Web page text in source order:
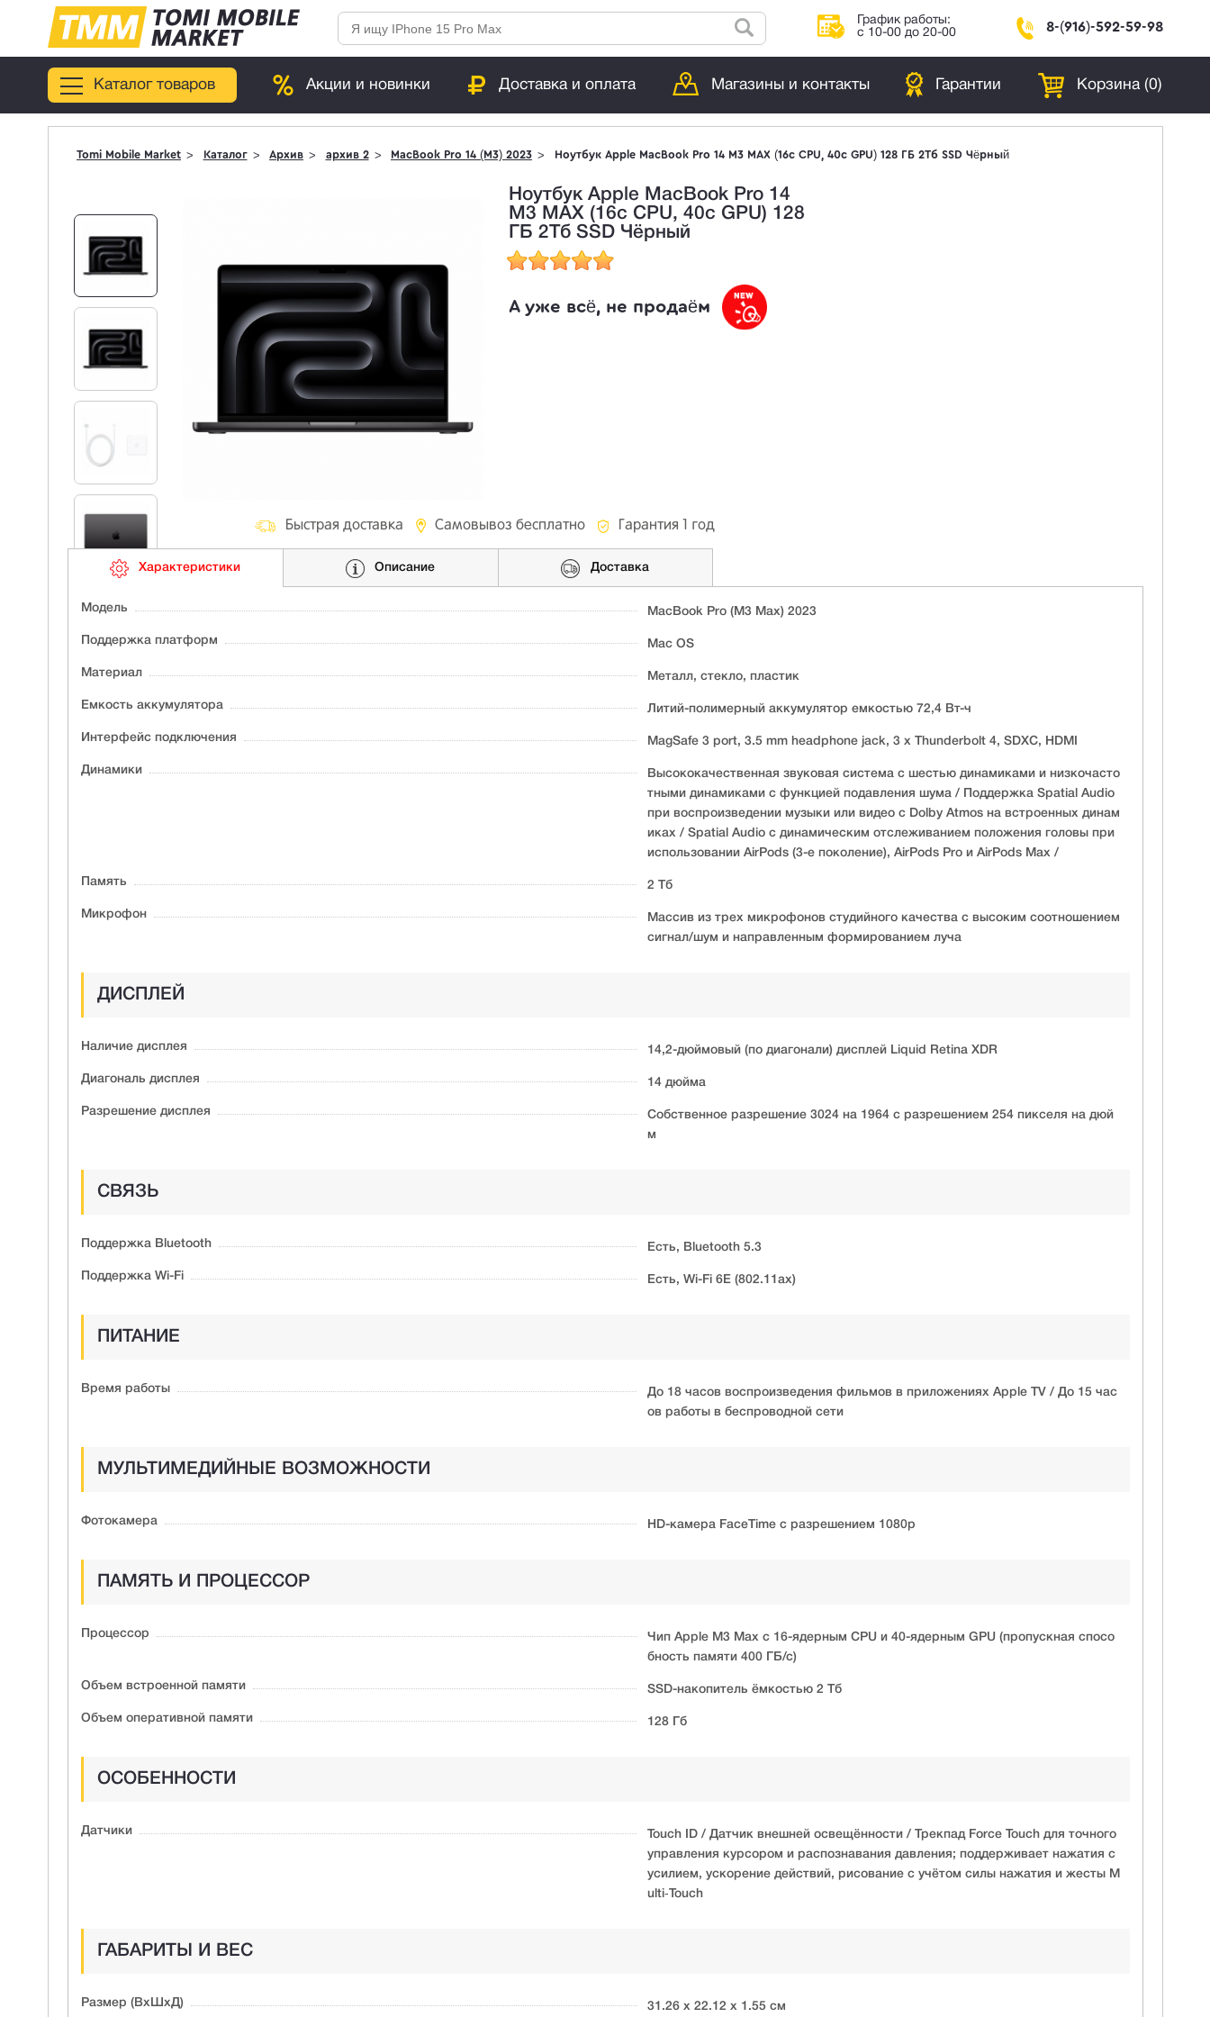
График работы:
с 10-00 до 20-00
8-(916)-592-59-98
Каталог товаров Акции и новинки Доставка и оплата Магазины и контакты Гарантии Корзина (0)
Tomi Mobile Market Каталог Архив архив 2 MacBook Pro 14 (M3) 2023 Ноутбук Apple MacBook Pro 14 M3 MAX (16c CPU, 40c GPU) 128 ГБ 2Тб SSD Чёрный
Ноутбук Apple MacBook Pro 14
M3 MAX (16c CPU, 40c GPU) 128
ГБ 2Тб SSD Чёрный
А уже всё, не продаём
Быстрая доставка Самовывоз бесплатно Гарантия 1 год
Характеристики Описание Доставка
Модель MacBook Pro (M3 Max) 2023
Поддержка платформ Mac OS
Материал Металл, стекло, пластик
Ёмкость аккумулятора Литий-полимерный аккумулятор емкостью 72,4 Вт-ч
Интерфейс подключения MagSafe 3 port, 3.5 mm headphone jack, 3 х Thunderbolt 4, SDXC, HDMI
Динамики
Высококачественная звуковая система с шестью динамиками и низкочасто
тными динамиками с функцией подавления шума / Поддержка Spatial Audio
при воспроизведении музыки или видео с Dolby Atmos на встроенных динам
иках / Spatial Audio с динамическим отслеживанием положения головы при
использовании AirPods (3-е поколение), AirPods Pro и AirPods Max /
Память 2 Тб
Микрофон
Массив из трех микрофонов студийного качества с высоким соотношением
сигнал/шум и направленным формированием луча
ДИСПЛЕЙ
Наличие дисплея 14,2-дюймовый (по диагонали) дисплей Liquid Retina XDR
Диагональ дисплея 14 дюйма
Разрешение дисплея
Собственное разрешение 3024 на 1964 с разрешением 254 пикселя на дюй
м
СВЯЗЬ
Поддержка Bluetooth Есть, Bluetooth 5.3
Поддержка Wi-Fi Есть, Wi-Fi 6E (802.11ax)
ПИТАНИЕ
Время работы
До 18 часов воспроизведения фильмов в приложениях Apple TV / До 15 час
ов работы в беспроводной сети
МУЛЬТИМЕДИЙНЫЕ ВОЗМОЖНОСТИ
Фотокамера HD-камера FaceTime с разрешением 1080p
ПАМЯТЬ И ПРОЦЕССОР
Процессор
Чип Apple M3 Max с 16-ядерным CPU и 40-ядерным GPU (пропускная спосо
бность памяти 400 ГБ/с)
Объем встроенной памяти SSD-накопитель ёмкостью 2 Тб
Объем оперативной памяти 128 Гб
ОСОБЕННОСТИ
Датчики
Touch ID / Датчик внешней освещённости / Трекпад Force Touch для точного
управления курсором и распознавания давления; поддерживает нажатия с
усилием, ускорение действий, рисование с учётом силы нажатия и жесты M
ulti‑Touch
ГАБАРИТЫ И ВЕС
Размер (ВxШxД) 31.26 х 22.12 х 1.55 см